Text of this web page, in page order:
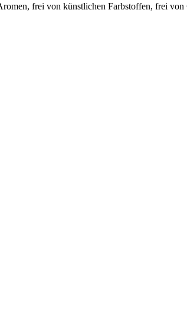
frei von künstlichen Farbstoffen, frei